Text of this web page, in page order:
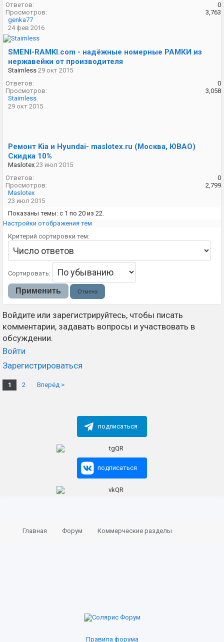
Ответов:
0
Просмотров:
3,763
genka77
24 фев 2016
SMENI-RAMKI.com - надёжные номерные РАМКИ из
нержавейки от производителя
Staimless 29 окт 2015
Ответов:
0
Просмотров:
3,058
Staimless
29 окт 2015
Ремонт Kia и Hyundai- maslotex.ru (Москва, ЮВАО)
Скидка 10%
Maslotex 23 июл 2015
Ответов:
0
Просмотров:
2,799
Maslotex
23 июл 2015
Показаны темы: с 1 по 20 из 22.
Настройки отображения тем
Критерий сортировки тем:
Сортировать:
Войдите или зарегистрируйтесь, чтобы писать
комментарии, задавать вопросы и участвовать в
обсуждении.
Войти
Зарегистрироваться
1 2 Вперёд >
подписаться
подписаться
Главная Форум Коммерческие разделы
Правила форума